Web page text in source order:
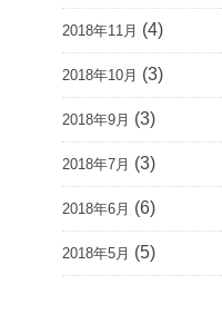
2018年11月 (4)
2018年10月 (3)
2018年9月 (3)
2018年7月 (3)
2018年6月 (6)
2018年5月 (5)